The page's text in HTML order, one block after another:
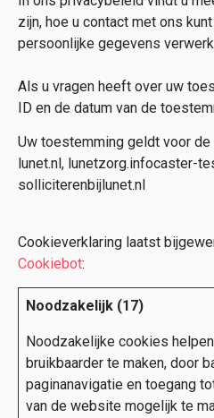
zijn, hoe u contact met ons
persoonlijke gegevens
Als u vragen heeft over uw
ID en de datum van de
Uw toestemming geldt voor de
lunet.nl, lunetzorg.infocaster-
solliciterenbijlunet.nl
Cookieverklaring laatst
Cookiebot:
Noodzakelijk (17)
Noodzakelijke cookies
bruikbaarder te maken, door
paginanavigatie en toegang
van de website mogelijk te